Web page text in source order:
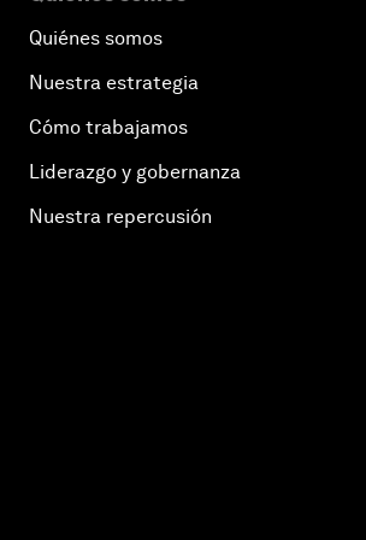
Quiénes somos
Nuestra estrategia
Cómo trabajamos
Liderazgo y gobernanza
Nuestra repercusión